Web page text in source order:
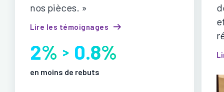
nos pièces. »
Lire les témoignages
2% > 0.8%
en moins de rebuts